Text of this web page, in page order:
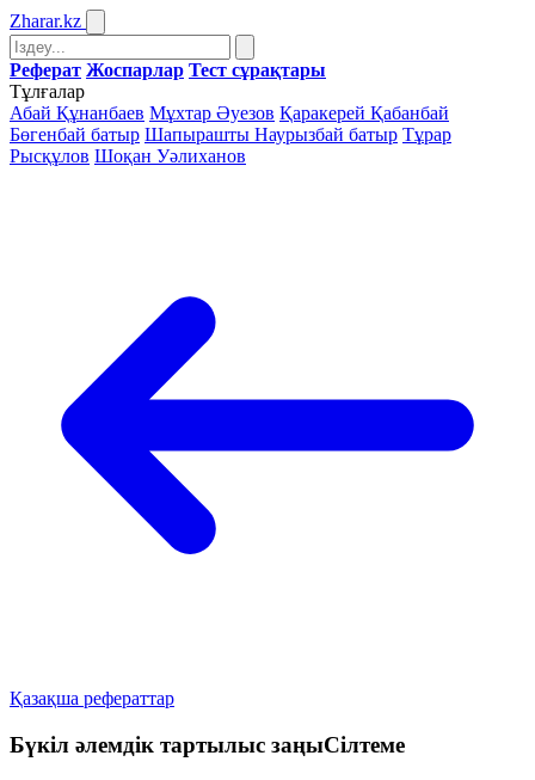
Zharar.kz
Реферат Жоспарлар Тест сұрақтары
Тұлғалар
Абай Құнанбаев Мұхтар Әуезов Қаракерей Қабанбай
Бөгенбай батыр Шапырашты Наурызбай батыр Тұрар
Рысқұлов Шоқан Уәлиханов
Қазақша рефераттар
Бүкіл әлемдік тартылыс заңыСілтеме